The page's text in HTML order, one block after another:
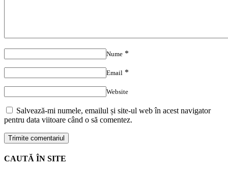
Nume *
Email *
Website
Salvează-mi numele, emailul și site-ul web în acest navigator
pentru data viitoare când o să comentez.
CAUTĂ ÎN SITE